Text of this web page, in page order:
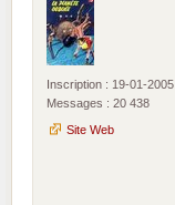
Inscription : 19-01-2005
Messages : 20 438
Site Web